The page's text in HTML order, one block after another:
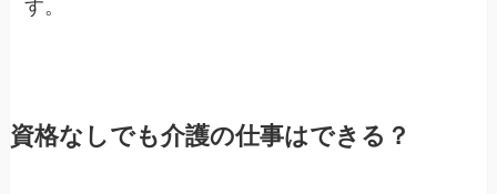
す。
資格なしでも介護の仕事はできる？